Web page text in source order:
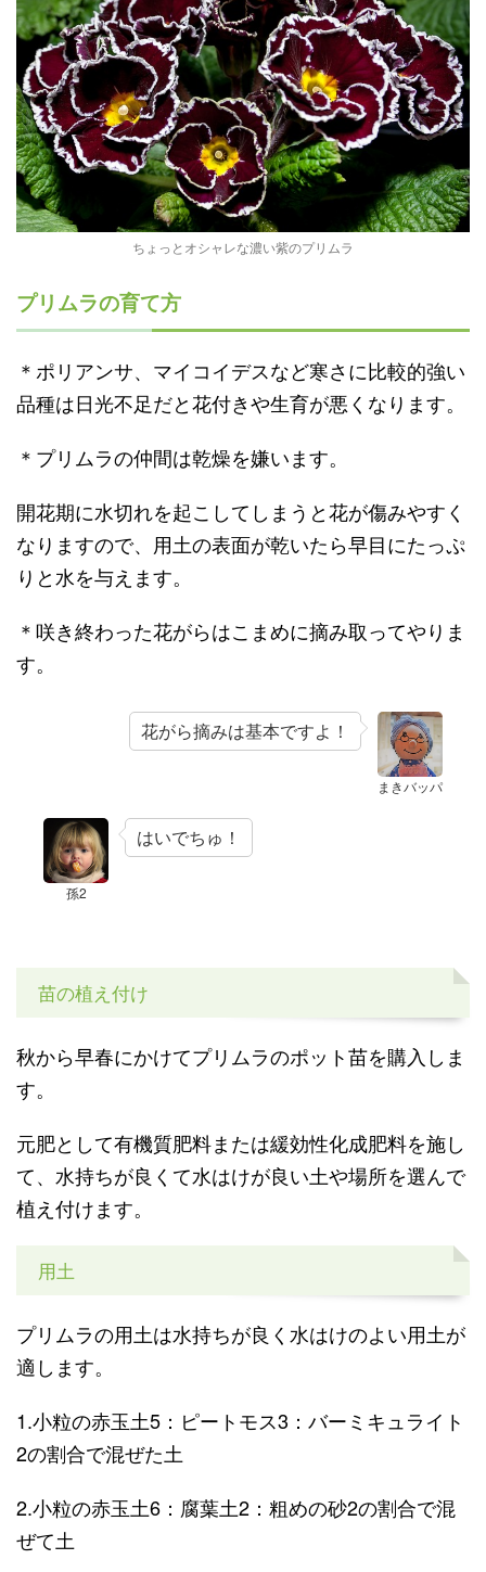
ちょっとオシャレな濃い紫のプリムラ
プリムラの育て方
＊ポリアンサ、マイコイデスなど寒さに比較的強い
品種は日光不足だと花付きや生育が悪くなります。
＊プリムラの仲間は乾燥を嫌います。
開花期に水切れを起こしてしまうと花が傷みやすく
なりますので、用土の表面が乾いたら早目にたっぷ
りと水を与えます。
＊咲き終わった花がらはこまめに摘み取ってやりま
す。
まきバッパ
花がら摘みは基本ですよ！
孫2
はいでちゅ！
苗の植え付け
秋から早春にかけてプリムラのポット苗を購入しま
す。
元肥として有機質肥料または緩効性化成肥料を施し
て、水持ちが良くて水はけが良い土や場所を選んで
植え付けます。
用土
プリムラの用土は水持ちが良く水はけのよい用土が
適します。
1.小粒の赤玉土5：ピートモス3：バーミキュライト
2の割合で混ぜた土
2.小粒の赤玉土6：腐葉土2：粗めの砂2の割合で混
ぜて土